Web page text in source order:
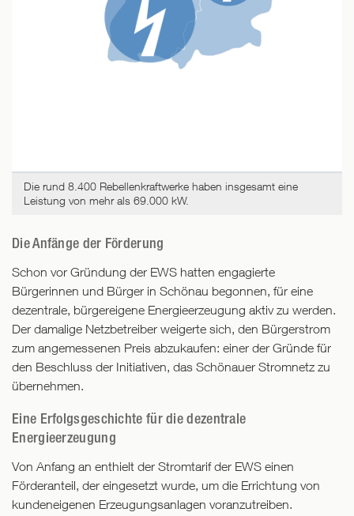
Deutschlandkarte,
die
darüberliegender
Icons
zeigt
an,
wie
viele
bürgereigene
Kraftwerke
welchem
Bundesland
gefördert
wurden.
Vor
Die rund 8.400 Rebellenkraftwerke haben insgesamt eine
Leistung von mehr als 69.000 kW.
Die Anfänge der Förderung
Schon vor Gründung der EWS hatten engagierte
Bürgerinnen und Bürger in Schönau begonnen, für eine
dezentrale, bürgereigene Energieerzeugung aktiv zu werden.
Der damalige Netzbetreiber weigerte sich, den Bürgerstrom
zum angemessenen Preis abzukaufen: einer der Gründe für
den Beschluss der Initiativen, das Schönauer Stromnetz zu
übernehmen.
Eine Erfolgsgeschichte für die dezentrale
Energieerzeugung
Von Anfang an enthielt der Stromtarif der EWS einen
Förderanteil, der eingesetzt wurde, um die Errichtung von
kundeneigenen Erzeugungsanlagen voranzutreiben.